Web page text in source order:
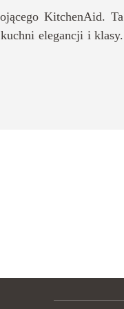
KitchenAid. Ta
elegancji i klasy.